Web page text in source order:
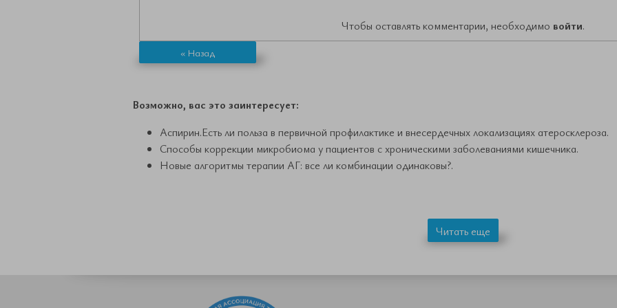
Чтобы оставлять комментарии, необходимо войти.
« Назад
Возможно, вас это заинтересует:
Аспирин.Есть ли польза в первичной профилактике и внесердечных локализациях атеросклероза.
Способы коррекции микробиома у пациентов с хроническими заболеваниями кишечника.
Новые алгоритмы терапии АГ: все ли комбинации одинаковы?.
Читать еще